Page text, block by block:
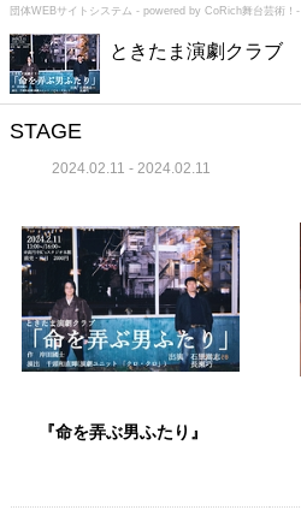
団体WEBサイトシステム - powered by CoRich舞台芸術！-
ときたま演劇クラブ
STAGE
2024.02.11 - 2024.02.11
『命を弄ぶ男ふたり』